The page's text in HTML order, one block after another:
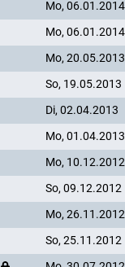
Mo, 06.01.2014
Mo, 06.01.2014
Mo, 20.05.2013
So, 19.05.2013
Di, 02.04.2013
Mo, 01.04.2013
Mo, 10.12.2012
So, 09.12.2012
Mo, 26.11.2012
So, 25.11.2012